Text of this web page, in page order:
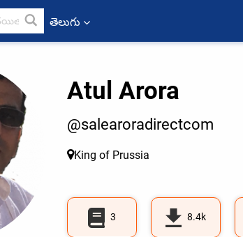
తెలుగు
Atul Arora
@salearoradirectcom
King of Prussia
3 8.4k